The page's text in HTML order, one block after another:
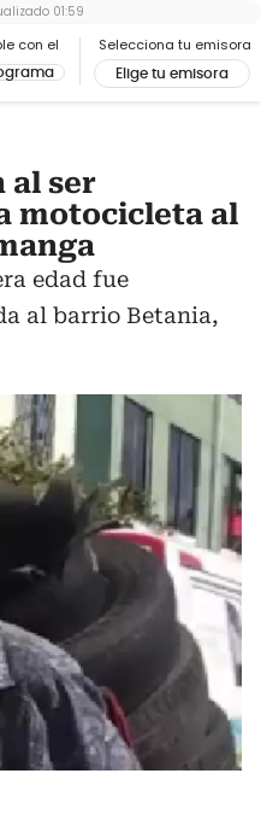
con el Selecciona tu emisora
Elige tu emisora
01:59
al ser
motocicleta al
edad fue
al barrio Betania,